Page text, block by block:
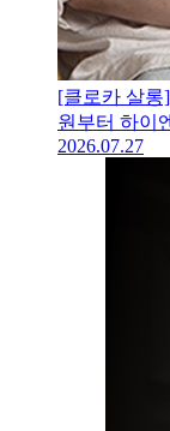
[클로카 살롱
원부터 하이
2026.07.27